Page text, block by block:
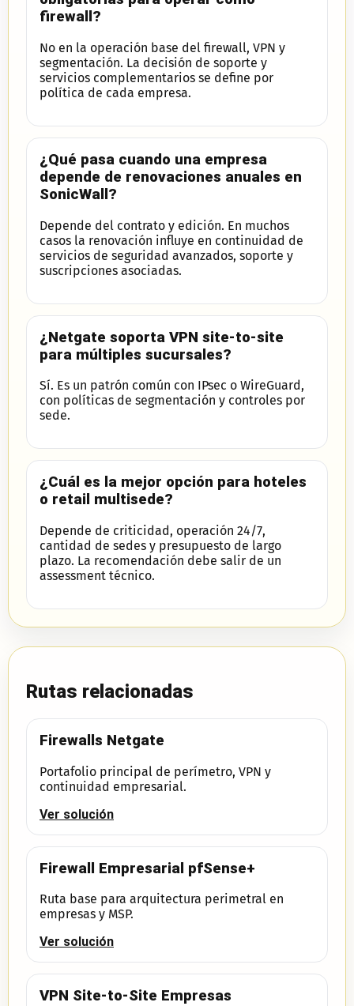
firewall?
No en la operación base del firewall, VPN y
segmentación. La decisión de soporte y
servicios complementarios se define por
política de cada empresa.
¿Qué pasa cuando una empresa
depende de renovaciones anuales en
SonicWall?
Depende del contrato y edición. En muchos
casos la renovación influye en continuidad de
servicios de seguridad avanzados, soporte y
suscripciones asociadas.
¿Netgate soporta VPN site-to-site
para múltiples sucursales?
Sí. Es un patrón común con IPsec o WireGuard,
con políticas de segmentación y controles por
sede.
¿Cuál es la mejor opción para hoteles
o retail multisede?
Depende de criticidad, operación 24/7,
cantidad de sedes y presupuesto de largo
plazo. La recomendación debe salir de un
assessment técnico.
Rutas relacionadas
Firewalls Netgate
Portafolio principal de perímetro, VPN y
continuidad empresarial.
Ver solución
Firewall Empresarial pfSense+
Ruta base para arquitectura perimetral en
empresas y MSP.
Ver solución
VPN Site-to-Site Empresas